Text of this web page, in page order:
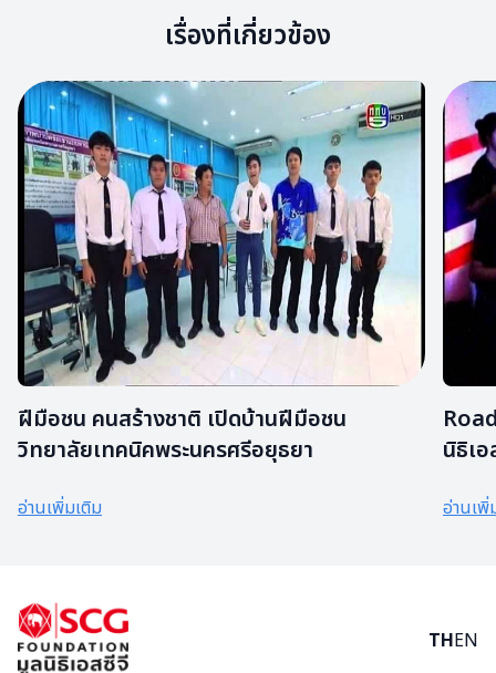
เรื่องที่เกี่ยวข้อง
ฝีมือชน คนสร้างชาติ เปิดบ้านฝีมือชน
วิทยาลัยเทคนิคพระนครศรีอยุธยา
อ่านเพิ่มเติม
นิธิเ
อ่านเพิ่
THEN